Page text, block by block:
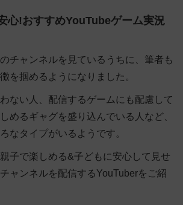
心!おすすめYouTubeゲーム実況
チャンネルを見ているうちに、筆者も
を掴めるようになりました。
ない人、配信するゲームにも配慮して
めるギャグを盛り込んでいる人など、
なタイプがいるようです。
子で楽しめる&子どもに安心して見せ
ャンネルを配信するYouTuberをご紹